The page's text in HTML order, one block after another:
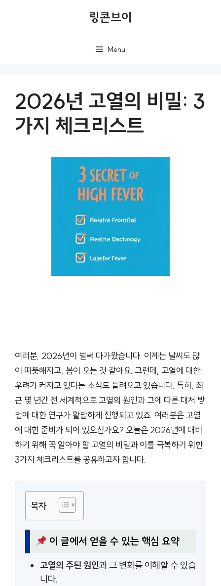
링콘브이
Menu
2026년 고열의 비밀: 3
가지 체크리스트
여러분, 2026년이 벌써 다가왔습니다. 이제는 날씨도 많
이 따뜻해지고, 봄이 오는 것 같아요. 그런데, 고열에 대한
우려가 커지고 있다는 소식도 들려오고 있습니다. 특히, 최
근 몇 년간 전 세계적으로 고열의 원인과 그에 따른 대처 방
법에 대한 연구가 활발하게 진행되고 있죠. 여러분은 고열
에 대한 준비가 되어 있으신가요? 오늘은 2026년에 대비
하기 위해 꼭 알아야 할 고열의 비밀과 이를 극복하기 위한
3가지 체크리스트를 공유하고자 합니다.
목차
이 글에서 얻을 수 있는 핵심 요약
고열의 주된 원인과 그 변화를 이해할 수 있습
니다.